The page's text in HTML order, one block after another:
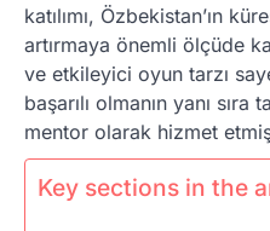
katılımı, Özbekistan’ın
artırmaya önemli ölçüde
ve etkileyici oyun tarzı
başarılı olmanın yanı
mentor olarak hizmet
Key sections in the